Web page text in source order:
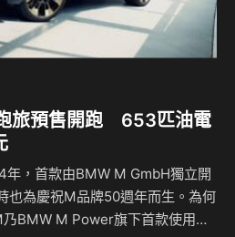
旅預售開跑 653匹油電
，首款由BMW M GmbH獨立開
也為慶祝M品牌50週年而生。為何
BMW M Power旗下首款使用